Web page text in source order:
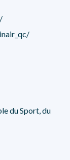
du Sport, du